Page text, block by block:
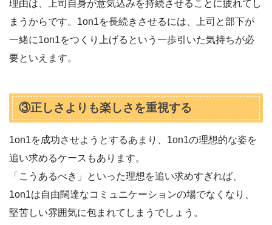
理由は、上司自身が意気込みを持続させることに疲れてし
まうからです。1on1を長続きさせるには、上司と部下が
一緒に1on1をつくり上げるという一歩引いた気持ちが必
要といえます。
③正しさよりも楽しさを重視する
1on1を成功させようとするあまり、1on1の理想的な姿を
追い求めるケースもあります。
「こうあるべき」といった理想を追い求めすぎれば、
1on1は自由闊達なコミュニケーションの場でなくなり、
堅苦しい雰囲気に包まれてしまうでしょう。